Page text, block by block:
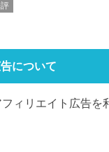
について
ィリエイト広告を